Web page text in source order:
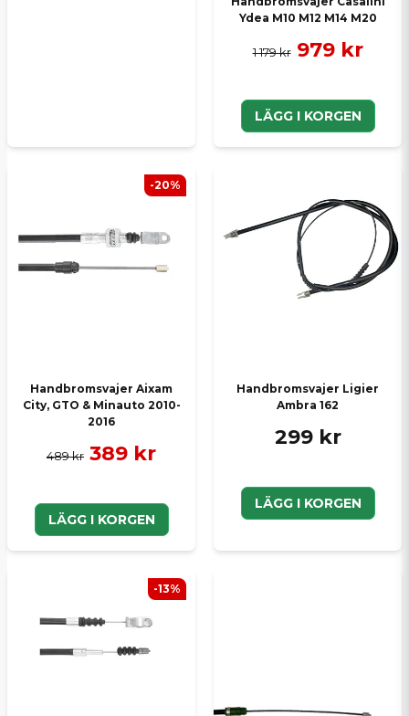
Ydea M10 M12 M14 M20
1 179 kr 979 kr
LÄGG I KORGEN
Handbromsvajer Aixam
City, GTO & Minauto 2010-
2016
489 kr 389 kr
LÄGG I KORGEN
-20%
Handbromsvajer Ligier
Ambra 162
299 kr
LÄGG I KORGEN
-13%